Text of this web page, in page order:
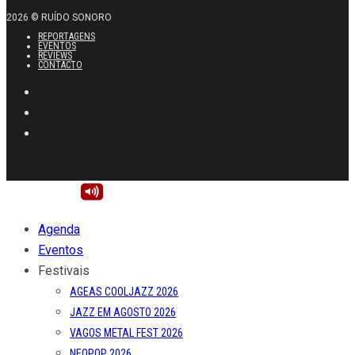
2026 © RUÍDO SONORO
REPORTAGENS
EVENTOS
REVIEWS
CONTACTO
Agenda
Eventos
Festivais
AGEAS COOLJAZZ 2026
JAZZ EM AGOSTO 2026
VAGOS METAL FEST 2026